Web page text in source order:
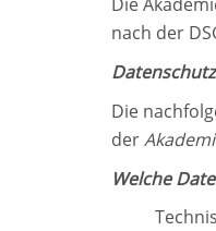
nach der
Die
der
Welche